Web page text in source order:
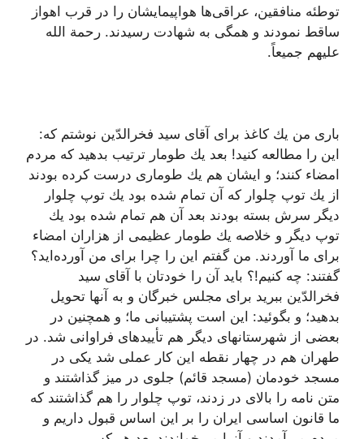
توطئه منافقین، عراقى‌ها هواپیمایشان را در قرب اهواز
ساقط نمودند و همگى به شهادت رسیدند. رحمة الله
علیهم جمیعاً.
بارى من یك كاغذ براى آقاى سید فخرالدّین نوشتم كه:
این را مطالعه كنید! بعد یك طومار ترتیب بدهید كه مردم
امضاء كنند؛ و ایشان هم یك طومارى‌ درست كرده بودند
از یك توپ چلوار كه آن تمام شده بود یك توپ چلوار
دیگر سرش بسته بودند بعد آن هم تمام شده بود یك
توپ دیگر و خلاصه یك طومار عظیمى از هزاران امضاء
براى ما آوردند. من گفتم این را چرا براى من آورده‌اید؟
گفتند: چه كنیم!؟ باید آن را خودتان با آقاى سید
فخرالدّین ببرید براى مجلس خبرگان و به آنها تحویل
بدهید؛ و بگوئید: این است پشتیبانى ما؛ و همچنین در
بعضى از شهرستانهاى دیگر هم تأییدهاى فراوانى شد. در
طهران هم در چهار نقطه این كار عملى شد یكى در
مسجد خودمان (مسجد قائم) جلوى در میز گذاشتند و
متن نامه را بالاى در زدند، توپ چلوار را هم گذاشتند كه
ما قانون اساسى ایران را بر این اساس قبول داریم و